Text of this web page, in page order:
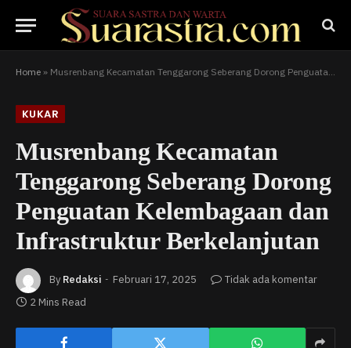
Home » Musrenbang Kecamatan Tenggarong Seberang Dorong Penguatan Kelembagaan dan Infrastruktur Berkelanjutan
KUKAR
Musrenbang Kecamatan
Tenggarong Seberang Dorong
Penguatan Kelembagaan dan
Infrastruktur Berkelanjutan
By Redaksi Februari 17, 2025
Tidak ada komentar
2 Mins Read